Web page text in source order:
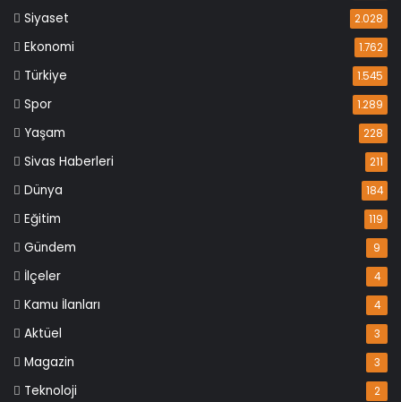
Siyaset 2.028
Ekonomi 1.762
Türkiye 1.545
Spor 1.289
Yaşam 228
Sivas Haberleri 211
Dünya 184
Eğitim 119
Gündem 9
İlçeler 4
Kamu İlanları 4
Aktüel 3
Magazin 3
Teknoloji 2